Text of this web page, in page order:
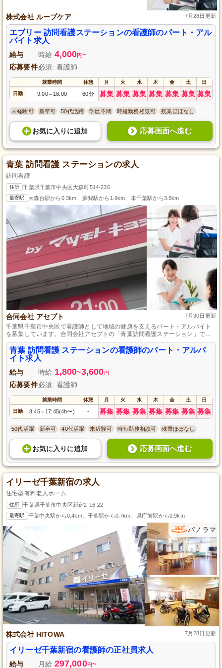
株式会社 ループケア 7月28日更新
エブリー 訪問看護ステーションの看護師のパート・アル
バイト求人
給与 時給 4,000円 ~
応募要件必須: 看護師
就業時間 休憩 月 火 水 木 金 土 日
日勤 9:00～ 18:00 60分 募集 募集 募集 募集 募集 募集 募集
未経験可 新卒可 50代活躍 学歴不問 時短勤務相談可 残業ほぼなし
お気に入り に追加 応募画面へ進む
青葉 訪問看護 ステーションの求人
訪問看護
住所 千葉県千葉市中央区大森町514-236
最寄駅 大森台駅から0.3km、蘇我駅から1.9km、本千葉駅から3.5km
合同会社 アセプト 7月30日更新
千葉県千葉市中央区で看護師として地域の健康を支えるパート・アルバイト
を募集しています。合同会社アセプトの「青葉訪問看護ステーション」で、
あなたの看護スキルと人を思いやる温かい心を活かしませんか？柔軟な勤務
体系でライフスタイルに合わせて働け、子育て中の方やプライベートとの両
立も可能です。地域の利用者様に寄り添い、安心の看護サービスを提供する
大切な役割を担ってください。
青葉 訪問看護 ステーションの看護師のパート・アルバ
イト求人
給与 時給 1,800~3,600 円
応募要件必須: 看護師
就業時間 休憩 月 火 水 木 金 土 日
日勤 8:45～ 17:45(4h〜) - 募集 募集 募集 募集 募集 募集 募集
50代活躍 新卒可 40代活躍 未経験可 時短勤務相談可 残業ほぼなし
お気に入り に追加 応募画面へ進む
イリーゼ千葉新宿の求人
住宅型有料老人ホーム
住所 千葉県千葉市中央区新宿2-16-22
最寄駅 千葉中央駅から0.4km、千葉駅から0.7km、県庁前駅から0.9km
パノラマ
株式会社 HITOWA 7月28日更新
イリーゼ千葉新宿の看護師の正社員求人
給与 月給 297,000円~